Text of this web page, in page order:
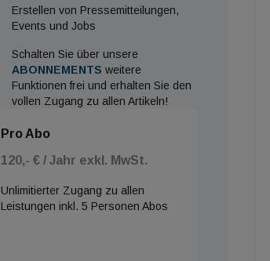
Erstellen von Pressemitteilungen,
Events und Jobs
Schalten Sie über unsere
ABONNEMENTS weitere
Funktionen frei und erhalten Sie den
vollen Zugang zu allen Artikeln!
Pro Abo
120,- € / Jahr exkl. MwSt.
Unlimitierter Zugang zu allen
Leistungen inkl. 5 Personen Abos